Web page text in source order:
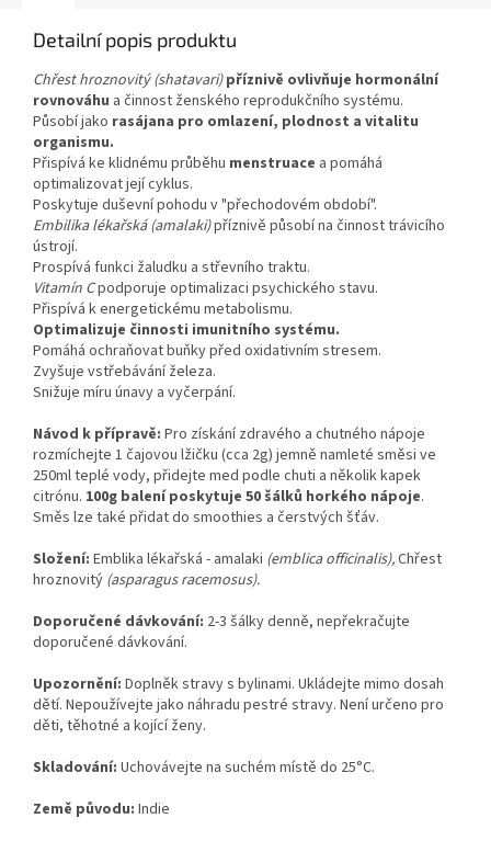
Detailní popis produktu
Chřest hroznovitý (shatavari) příznivě ovlivňuje hormonální
rovnováhu a činnost ženského reprodukčního systému.
Působí jako rasájana pro omlazení, plodnost a vitalitu
organismu.
Přispívá ke klidnému průběhu menstruace a pomáhá
optimalizovat její cyklus.
Poskytuje duševní pohodu v "přechodovém období".
Embilika lékařská (amalaki)příznivě působí na činnost trávicího
ústrojí.
Prospívá funkci žaludku a střevního traktu.
Vitamín Cpodporuje optimalizaci psychického stavu.
Přispívá k energetickému metabolismu.
Optimalizuje činnosti imunitního systému.
Pomáhá ochraňovat buňky před oxidativním stresem.
Zvyšuje vstřebávání železa.
Snižuje míru únavy a vyčerpání.
Návod k přípravě: Pro získání zdravého a chutného nápoje
rozmíchejte 1 čajovou lžičku (cca 2g) jemně namleté směsi ve
250ml teplé vody, přidejte med podle chuti a několik kapek
citrónu. 100g balení poskytuje 50 šálků horkého nápoje.
Směs lze také přidat do smoothies a čerstvých šťáv.
Složení: Emblika lékařská - amalaki (emblica officinalis),Chřest
hroznovitý (asparagus racemosus).
Doporučené dávkování: 2-3 šálky denně, nepřekračujte
doporučené dávkování.
Upozornění: Doplněk stravy s bylinami. Ukládejte mimo dosah
dětí. Nepoužívejte jako náhradu pestré stravy. Není určeno pro
děti, těhotné a kojící ženy.
Skladování: Uchovávejte na suchém místě do 25°C.
Země původu: Indie